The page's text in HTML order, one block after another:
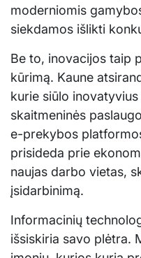
moderniomis
siekdamos išlikti
Be to, inovacijos taip
kūrimą. Kaune
kurie siūlo
skaitmeninės
e-prekybos
prisideda prie
naujas darbo vietas,
įsidarbinimą.
Informacinių
išsiskiria savo plėtra.